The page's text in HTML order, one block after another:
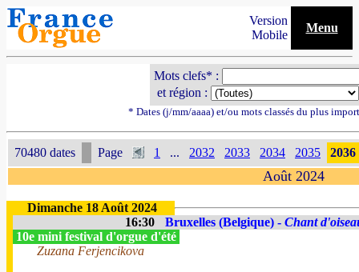
Version
Mobile
Menu
Mots clefs* :
et région :
* Dates (j/mm/aaaa) et/ou mots classés du plus
70480 dates Page 1 ... 2032 2033 2034 2035 2036
Août 2024
Dimanche 18 Août 2024
16:30
Bruxelles (Belgique) - Chant
10e mini festival d'orgue d'été
Zuzana Ferjencikova